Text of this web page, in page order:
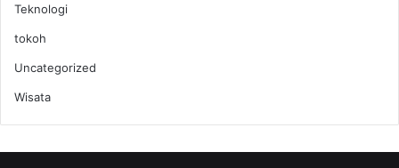
Teknologi
tokoh
Uncategorized
Wisata